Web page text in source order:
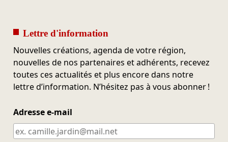
Lettre d'information
Nouvelles créations, agenda de votre région,
nouvelles de nos partenaires et adhérents, recevez
toutes ces actualités et plus encore dans notre
lettre d’information. N’hésitez pas à vous abonner !
Adresse e-mail